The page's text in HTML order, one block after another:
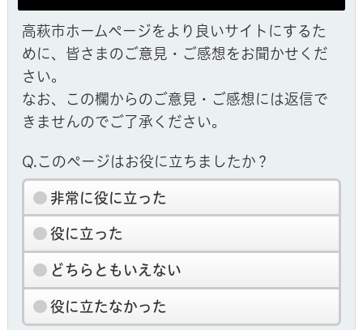
高萩市ホームページをより良いサイトにするた
めに、皆さまのご意見・ご感想をお聞かせくだ
さい。
なお、この欄からのご意見・ご感想には返信で
きませんのでご了承ください。
Q.このページはお役に立ちましたか？
非常に役に立った
役に立った
どちらともいえない
役に立たなかった